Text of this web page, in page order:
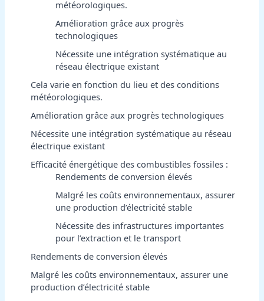
météorologiques.
Amélioration grâce aux progrès
technologiques
Nécessite une intégration systématique au
réseau électrique existant
Cela varie en fonction du lieu et des conditions
météorologiques.
Amélioration grâce aux progrès technologiques
Nécessite une intégration systématique au réseau
électrique existant
Efficacité énergétique des combustibles fossiles :
Rendements de conversion élevés
Malgré les coûts environnementaux, assurer
une production d’électricité stable
Nécessite des infrastructures importantes
pour l’extraction et le transport
Rendements de conversion élevés
Malgré les coûts environnementaux, assurer une
production d’électricité stable